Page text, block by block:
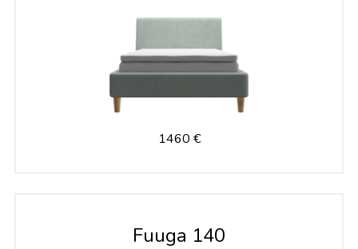
1460 €
Fuuga 140